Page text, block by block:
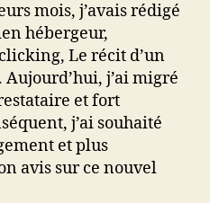
mois, j’avais rédigé
hébergeur,
Le récit d’un
j’ai migré
et fort
j’ai souhaité
et plus
avis sur ce nouvel